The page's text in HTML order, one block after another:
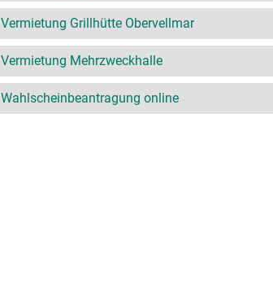
Vermietung Grillhütte Obervellmar
Vermietung Mehrzweckhalle
Wahlscheinbeantragung online